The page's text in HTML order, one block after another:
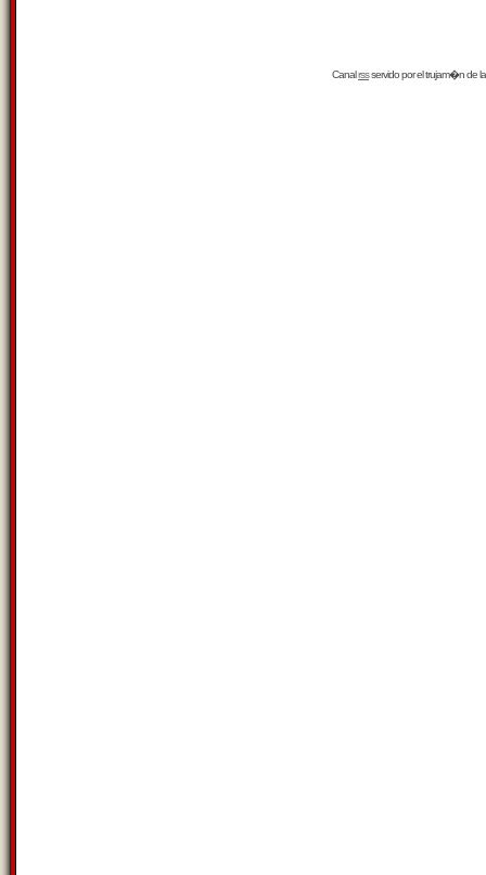
Canalrssservido por eltrujam�nde